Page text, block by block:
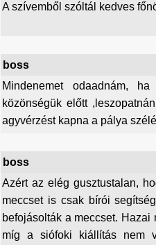
A szívemből szóltál kedves
boss
Mindenemet odaadnám,
közönségük előtt
agyvérzést kapna a pálya
boss
Azért az elég gusztustalan,
meccset is csak bírói
befojásolták a meccset.
míg a siófoki kiállítás nem